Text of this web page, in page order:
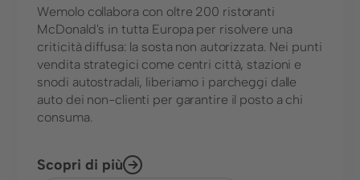
Wemolo collabora con oltre 200 ristoranti
McDonald's in tutta Europa per risolvere una
criticità diffusa: la sosta non autorizzata. Nei punti
vendita strategici come centri città, stazioni e
snodi autostradali, liberiamo i parcheggi dalle
auto dei non-clienti per garantire il posto a chi
consuma.
Scopri di più